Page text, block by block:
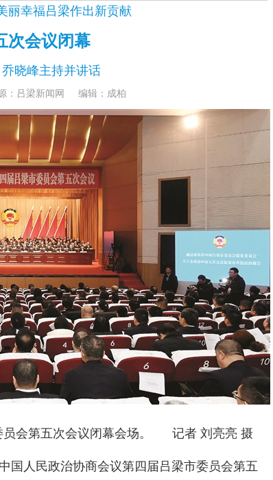
丽幸福吕梁作出新贡献
次会议闭幕
晓峰主持并讲话
：吕梁新闻网 编辑：成柏
员会第五次会议闭幕会场。 记者 刘亮亮 摄
国人民政治协商会议第四届吕梁市委员会第五